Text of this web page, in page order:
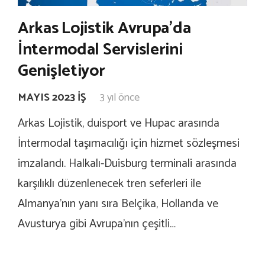
Arkas Lojistik Avrupa’da
İntermodal Servislerini
Genişletiyor
MAYIS 2023 İŞ 3 yıl önce
Arkas Lojistik, duisport ve Hupac arasında
İntermodal taşımacılığı için hizmet sözleşmesi
imzalandı. Halkalı-Duisburg terminali arasında
karşılıklı düzenlenecek tren seferleri ile
Almanya’nın yanı sıra Belçika, Hollanda ve
Avusturya gibi Avrupa’nın çeşitli…